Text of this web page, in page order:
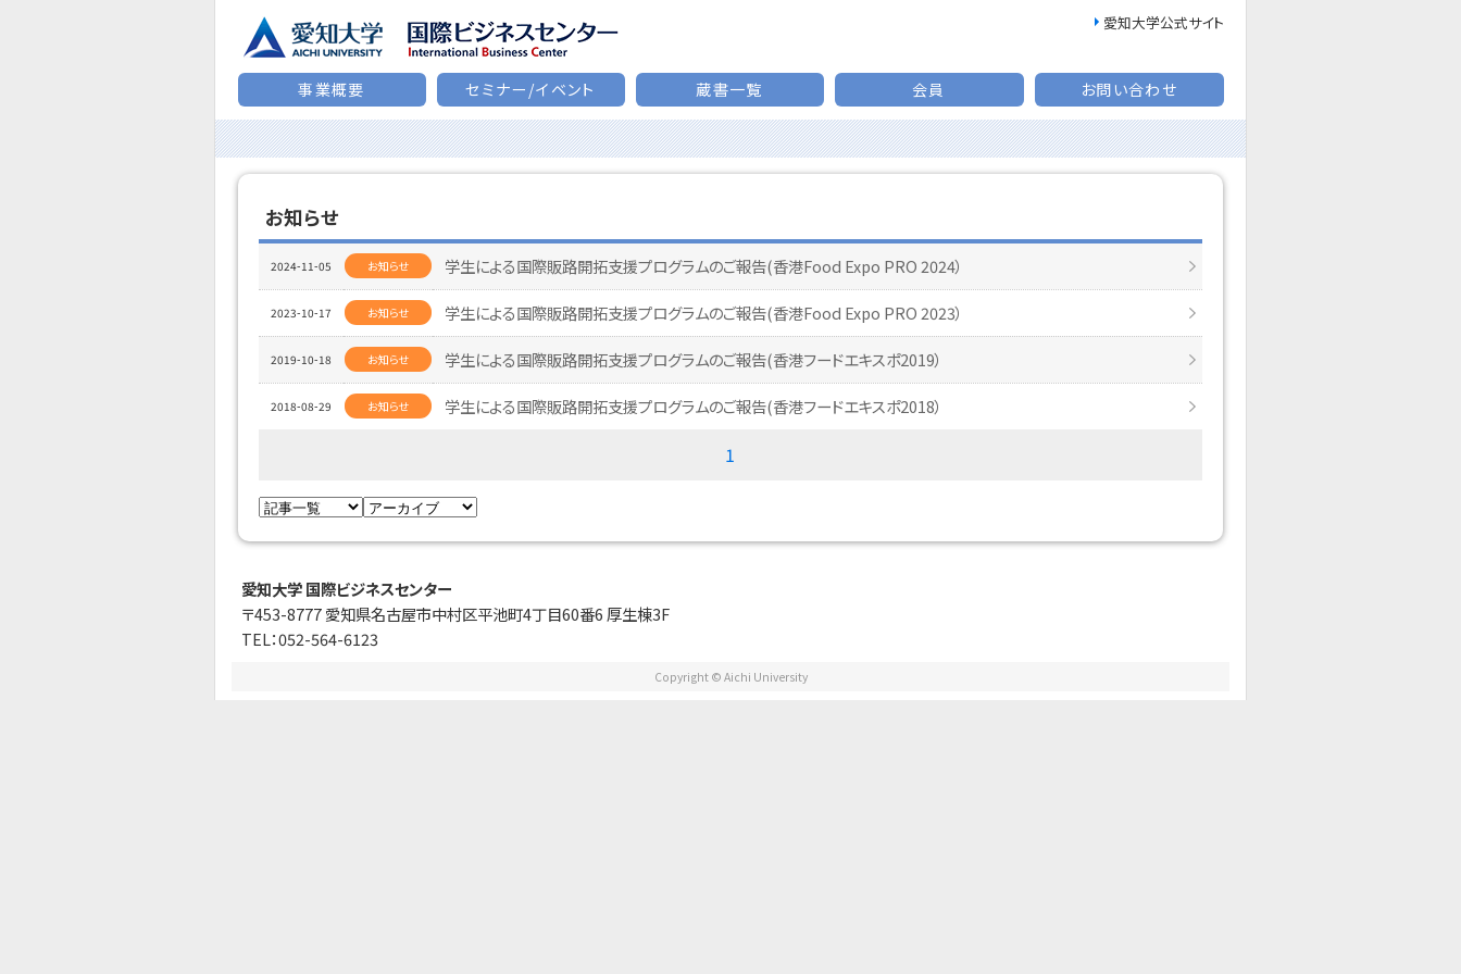
愛知大学公式サイト
事業概要 セミナー/イベント 蔵書一覧 会員 お問い合わせ
お知らせ
2024-11-05 お知らせ 学生による国際販路開拓支援プログラムのご報告(香港Food Expo PRO 2024）
2023-10-17 お知らせ 学生による国際販路開拓支援プログラムのご報告(香港Food Expo PRO 2023）
2019-10-18 お知らせ 学生による国際販路開拓支援プログラムのご報告(香港フードエキスポ2019）
2018-08-29 お知らせ 学生による国際販路開拓支援プログラムのご報告(香港フードエキスポ2018）
1
愛知大学 国際ビジネスセンター
〒453-8777 愛知県名古屋市中村区平池町4丁目60番6 厚生棟3F
TEL：052-564-6123
Copyright © Aichi University